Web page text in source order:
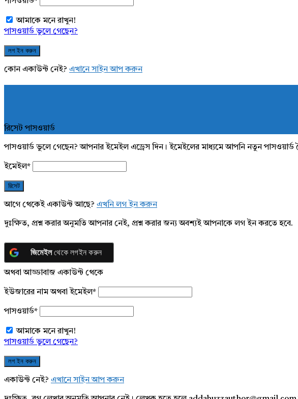
আমাকে মনে রাখুন!
পাসওয়ার্ড ভুলে গেছেন?
কোন একাউন্ট নেই? এখানে সাইন আপ করুন
রিসেট পাসওয়ার্ড
পাসওয়ার্ড ভুলে গেছেন? আপনার ইমেইল এড্রেস দিন। ইমেইলের মাধ্যমে আপনি নতুন পাসওয়ার্ড
ইমেইল*
আগে থেকেই একাউন্ট আছে? এখনি লগ ইন করুন
দুঃক্ষিত, প্রশ্ন করার অনুমতি আপনার নেই, প্রশ্ন করার জন্য অবশ্যই আপনাকে লগ ইন করতে হবে.
জিমেইলথেকে লগইন করুন
অথবা আড্ডাবাজ একাউন্ট থেকে
ইউজারের নাম অথবা ইমেইল*
পাসওয়ার্ড*
আমাকে মনে রাখুন!
পাসওয়ার্ড ভুলে গেছেন?
একাউন্ট নেই? এখানে সাইন আপ করুন